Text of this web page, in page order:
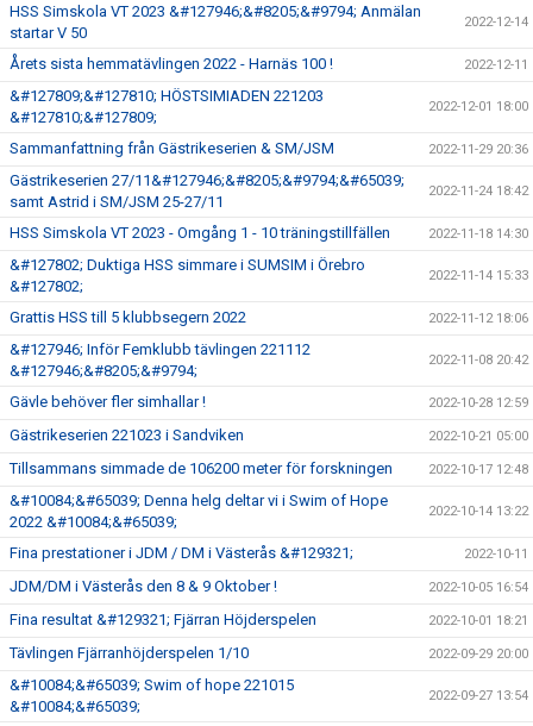
HSS Simskola VT 2023 &#127946;&#8205;&#9794; Anmälan
startar V 50
2022-12-14
Årets sista hemmatävlingen 2022 - Harnäs 100 ! 2022-12-11
&#127809;&#127810; HÖSTSIMIADEN 221203
&#127810;&#127809;
2022-12-01 18:00
Sammanfattning från Gästrikeserien & SM/JSM 2022-11-29 20:36
Gästrikeserien 27/11&#127946;&#8205;&#9794;&#65039;
samt Astrid i SM/JSM 25-27/11
2022-11-24 18:42
HSS Simskola VT 2023 - Omgång 1 - 10 träningstillfällen 2022-11-18 14:30
&#127802; Duktiga HSS simmare i SUMSIM i Örebro
&#127802;
2022-11-14 15:33
Grattis HSS till 5 klubbsegern 2022 2022-11-12 18:06
&#127946; Inför Femklubb tävlingen 221112
&#127946;&#8205;&#9794;
2022-11-08 20:42
Gävle behöver fler simhallar ! 2022-10-28 12:59
Gästrikeserien 221023 i Sandviken 2022-10-21 05:00
Tillsammans simmade de 106200 meter för forskningen 2022-10-17 12:48
&#10084;&#65039; Denna helg deltar vi i Swim of Hope
2022 &#10084;&#65039;
2022-10-14 13:22
Fina prestationer i JDM / DM i Västerås &#129321; 2022-10-11
JDM/DM i Västerås den 8 & 9 Oktober ! 2022-10-05 16:54
Fina resultat &#129321; Fjärran Höjderspelen 2022-10-01 18:21
Tävlingen Fjärranhöjderspelen 1/10 2022-09-29 20:00
&#10084;&#65039; Swim of hope 221015
&#10084;&#65039;
2022-09-27 13:54